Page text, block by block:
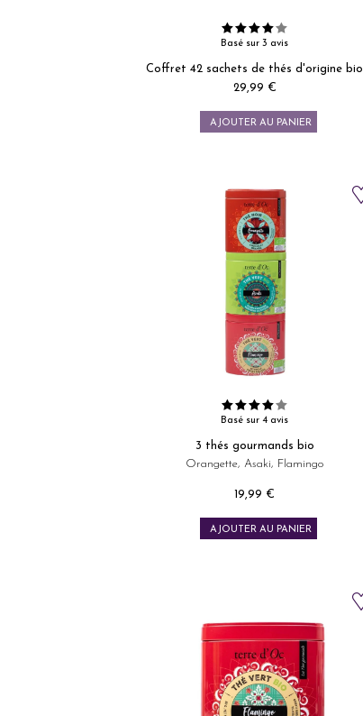
Basé sur 3 avis
Coffret 42 sachets de thés d'origine bio
Prix
29,99 €
AJOUTER AU PANIER
Basé sur 4 avis
3 thés gourmands bio
Orangette, Asaki, Flamingo
Prix
19,99 €
AJOUTER AU PANIER